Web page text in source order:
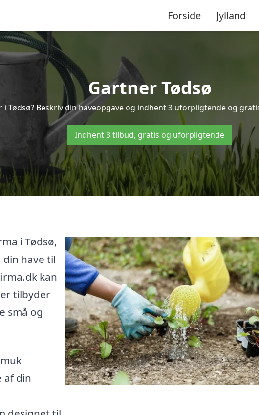
Forside Jylland
Gartner Tødsø
Tødsø? Beskriv din haveopgave og indhent 3 uforpligtende og
Indhent 3 tilbud, gratis og uforpligtende
i Tødsø,
have til
kan
tilbyder
små og
af din